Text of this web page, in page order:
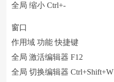
全局 缩小 Ctrl+-
窗口
作用域 功能 快捷键
全局 激活编辑器 F12
全局 切换编辑器 Ctrl+Shift+W